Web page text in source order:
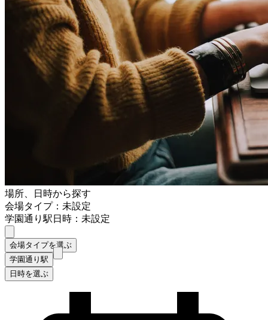
場所、日時から探す
会場タイプ：未設定
学園通り駅日時：未設定
会場タイプを選ぶ
学園通り駅
日時を選ぶ